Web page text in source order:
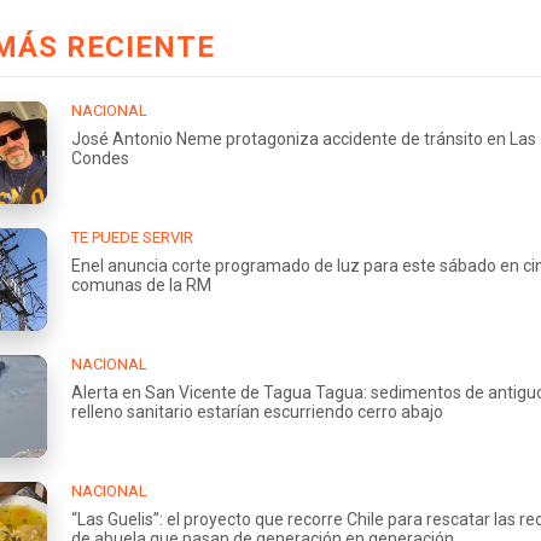
RECIENTE
NACIONAL
José Antonio Neme protagoniza accidente de tránsito en Las
Condes
TE PUEDE SERVIR
Enel anuncia corte programado de luz para este sábado en
comunas de la RM
NACIONAL
Alerta en San Vicente de Tagua Tagua: sedimentos de
relleno sanitario estarían escurriendo cerro abajo
NACIONAL
“Las Guelis”: el proyecto que recorre Chile para rescatar las